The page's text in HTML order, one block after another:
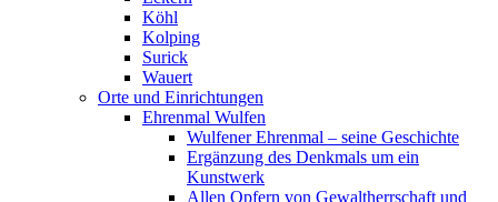
Köhl
Kolping
Surick
Wauert
Orte und Einrichtungen
Ehrenmal Wulfen
Wulfener Ehrenmal – seine Geschichte
Ergänzung des Denkmals um ein
Kunstwerk
Allen Opfern von Gewaltherrschaft und